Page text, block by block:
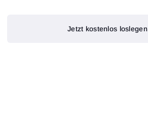
Jetzt kostenlos loslegen